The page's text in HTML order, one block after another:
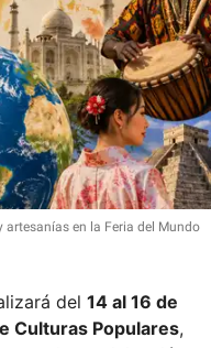
en la Feria del Mundo
del 14 al 16 de
Culturas Populares,